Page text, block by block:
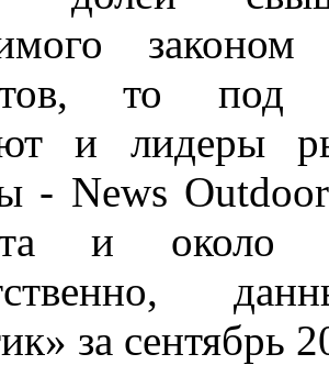
то под
и лидеры
- News
и около
за сентябрь